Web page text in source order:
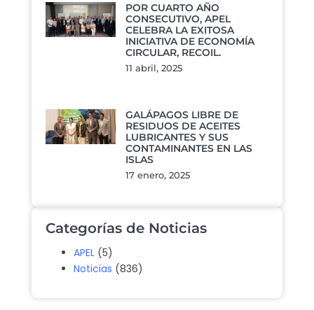
POR CUARTO AÑO
CONSECUTIVO, APEL
CELEBRA LA EXITOSA
INICIATIVA DE ECONOMÍA
CIRCULAR, RECOIL.
11 abril, 2025
GALÁPAGOS LIBRE DE
RESIDUOS DE ACEITES
LUBRICANTES Y SUS
CONTAMINANTES EN LAS
ISLAS
17 enero, 2025
Categorías de Noticias
APEL (5)
Noticias (836)